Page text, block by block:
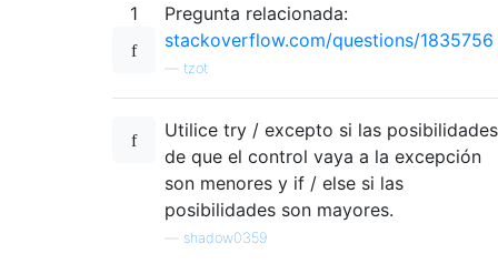
1
Pregunta relacionada:
stackoverflow.com/questions/1835756
tzot
Utilice try / excepto si las posibilidades
de que el control vaya a la excepción
son menores y if / else si las
posibilidades son mayores.
shadow0359